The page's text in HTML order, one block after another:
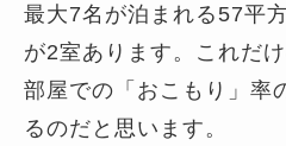
最大7名が泊まれる57平
が2室あります。これだ
部屋での「おこもり」率
るのだと思います。